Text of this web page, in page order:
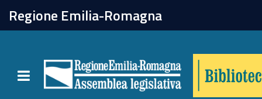
Regione Emilia-Romagna
Toggle navigation
chiudi
Catalogo online